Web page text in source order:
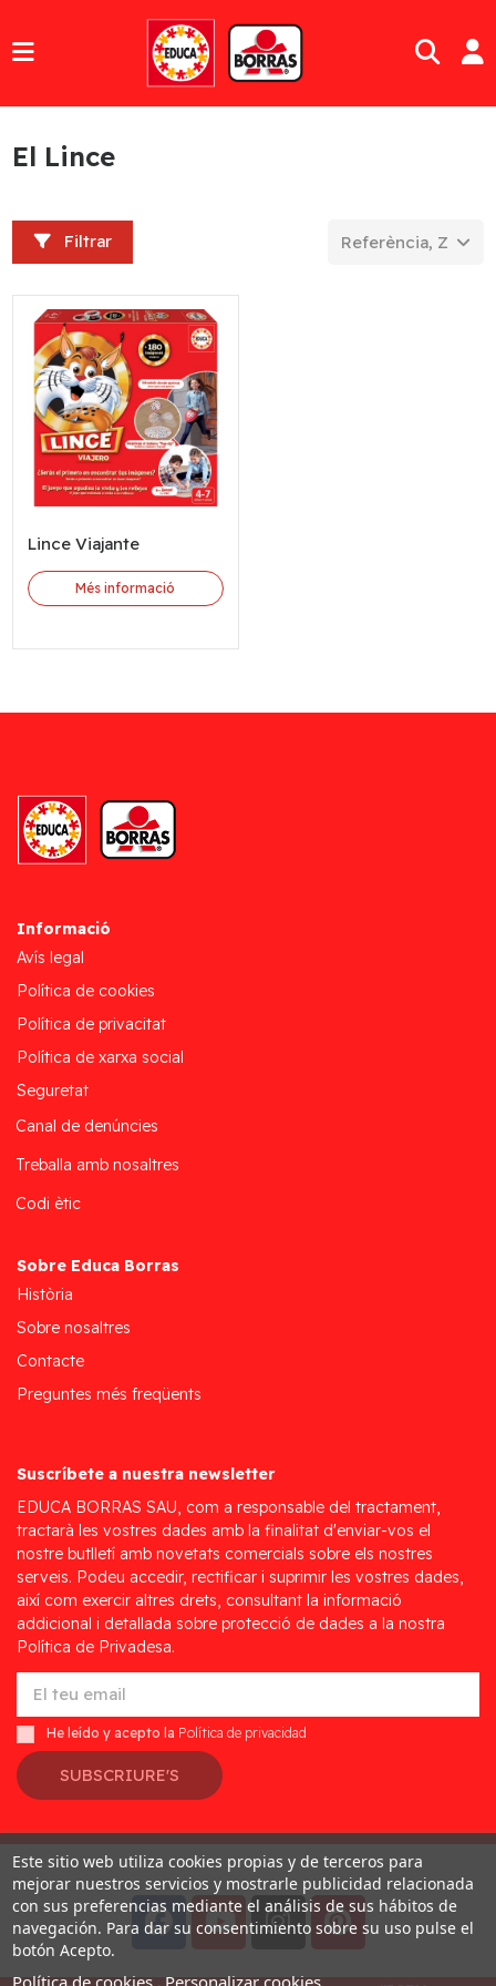
El Lince
Filtrar Referència, Z a A
Lince Viajante
Més informació
Informació
Avís legal
Política de cookies
Política de privacitat
Política de xarxa social
Seguretat
Canal de denúncies
Treballa amb nosaltres
Codi ètic
Sobre Educa Borras
Història
Sobre nosaltres
Contacte
Preguntes més freqüents
Suscríbete a nuestra newsletter
EDUCA BORRAS SAU, com a responsable del tractament,
tractarà les vostres dades amb la finalitat d'enviar-vos el
nostre butlletí amb novetats comercials sobre els nostres
serveis. Podeu accedir, rectificar i suprimir les vostres dades,
així com exercir altres drets, consultant la informació
addicional i detallada sobre protecció de dades a la nostra
Política de Privadesa.
He leído y acepto la Política de privacidad
SUBSCRIURE'S
Desarrollado porAddis
Este sitio web utiliza cookies propias y de terceros para
mejorar nuestros servicios y mostrarle publicidad relacionada
con sus preferencias mediante el análisis de sus hábitos de
navegación. Para dar su consentimiento sobre su uso pulse el
botón Acepto.
Política de cookies Personalizar cookies